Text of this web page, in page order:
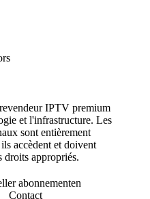
IPTV premium
et l'infrastructure. Les
sont entièrement
accèdent et doivent
droits appropriés.
abonnementen
Contact